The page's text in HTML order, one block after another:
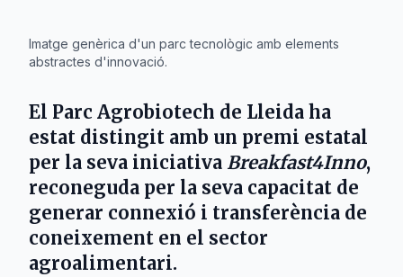
Imatge genèrica d'un parc tecnològic amb elements
abstractes d'innovació.
El Parc Agrobiotech de Lleida ha
estat distingit amb un premi estatal
per la seva iniciativa Breakfast4Inno,
reconeguda per la seva capacitat de
generar connexió i transferència de
coneixement en el sector
agroalimentari.